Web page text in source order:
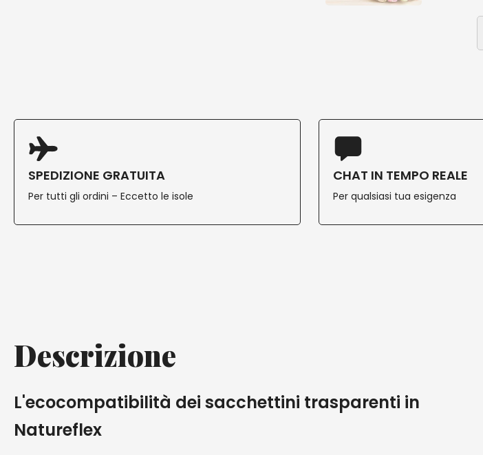
SPEDIZIONE GRATUITA
Per tutti gli ordini – Eccetto le isole
CHAT IN TEMPO REALE
Per qualsiasi tua esigenza
Descrizione
L'ecocompatibilità dei sacchettini trasparenti in
Natureflex